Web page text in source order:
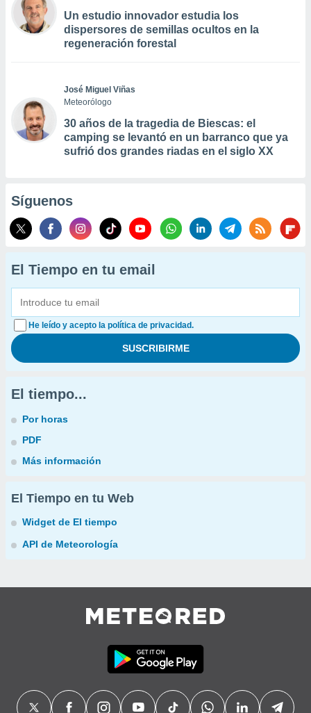
Un estudio innovador estudia los
dispersores de semillas ocultos en la
regeneración forestal
José Miguel Viñas
Meteorólogo
30 años de la tragedia de Biescas: el
camping se levantó en un barranco que ya
sufrió dos grandes riadas en el siglo XX
Síguenos
El Tiempo en tu email
He leído y acepto la política de privacidad.
El tiempo...
Por horas
PDF
Más información
El Tiempo en tu Web
Widget de El tiempo
API de Meteorología